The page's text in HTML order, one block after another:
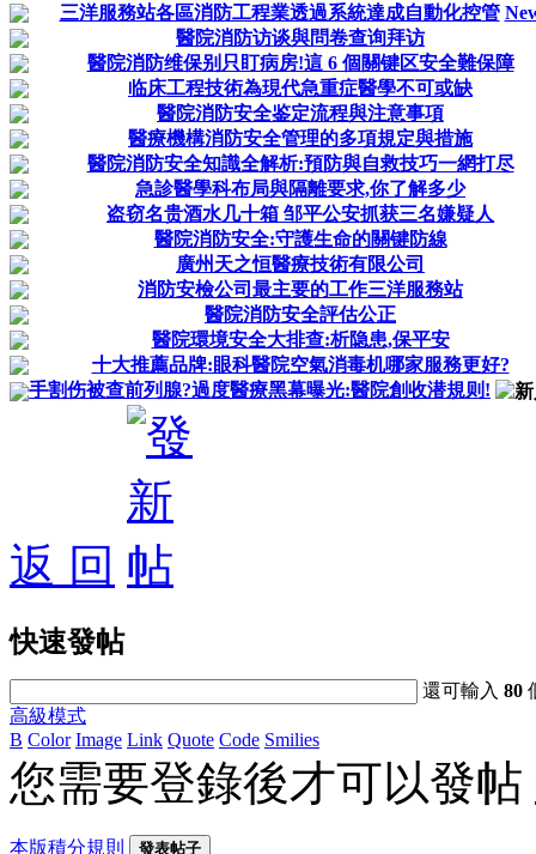
三洋服務站各區消防工程業透過系統達成自動化控管
醫院消防访谈與問卷查询拜访
醫院消防维保别只盯病房!這 6 個關键区安全難保障
临床工程技術為現代急重症醫學不可或缺
醫院消防安全鉴定流程與注意事項
醫療機構消防安全管理的多項規定與措施
醫院消防安全知識全解析:預防與自救技巧一網打尽
急診醫學科布局與隔離要求,你了解多少
盗窃名贵酒水几十箱 邹平公安抓获三名嫌疑人
醫院消防安全:守護生命的關键防線
廣州天之恒醫療技術有限公司
消防安檢公司最主要的工作三洋服務站
醫院消防安全評估公正
醫院環境安全大排查:析隐患,保平安
十大推薦品牌:眼科醫院空氣消毒机哪家服務更好?
手割伤被查前列腺?過度醫療黑幕曝光:醫院創收潜規则!
返 回
快速發帖
還可輸入80
高級模式
B Color Image Link Quote Code Smilies
您需要登錄後才可以發帖
本版積分規則 發表帖子